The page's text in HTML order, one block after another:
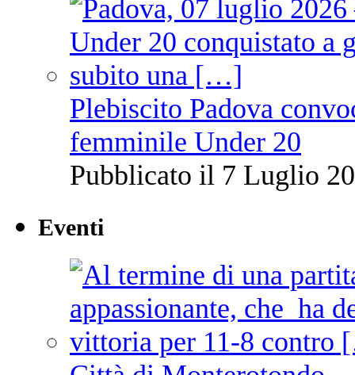
Plebiscito Padova
femminile Under 20
Pubblicato il 7 Luglio
Eventi